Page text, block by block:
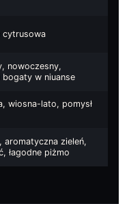
cytrusowa
nowoczesny,
w niuanse
wiosna-lato, pomysł
zieleń,
łagodne piżmo